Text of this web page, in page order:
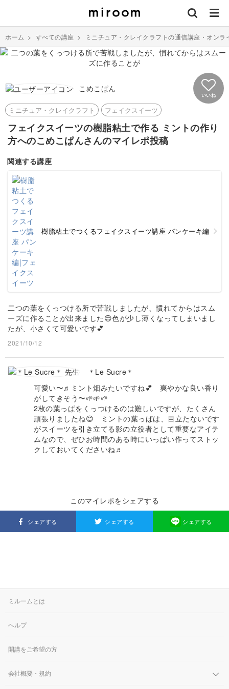
ホーム > すべての講座 > ミニチュア・クレイクラフトの通信講座・オンラ
こめこぱん
いいね
ミニチュア・クレイクラフト フェイクスイーツ
フェイクスイーツの樹脂粘土で作る ミントの作り
方へのこめこぱんさんのマイレポ投稿
関連する講座
樹脂粘土でつくるフェイクスイーツ講座 パンケーキ編
二つの葉をくっつける所で苦戦しましたが、慣れてからはスム
ーズに作ることが出来ました😊色が少し薄くなってしまいまし
たが、小さくて可愛いです💕
2021/10/12
＊Le Sucre＊
可愛い〜♬ミント畑みたいですね💕 爽やかな良い香り
がしてきそう〜🌱🌱🌱
2枚の葉っぱをくっつけるのは難しいですが、たくさん
頑張りましたね😊 ミントの葉っぱは、目立たないです
がスイーツを引き立てる影の立役者として重要なアイテ
ムなので、ぜひお時間のある時にいっぱい作ってストッ
クしておいてくださいね♬
このマイレポをシェアする
シェアする シェアする シェアする
ミルームとは
ヘルプ
開講をご希望の方
会社概要・規約